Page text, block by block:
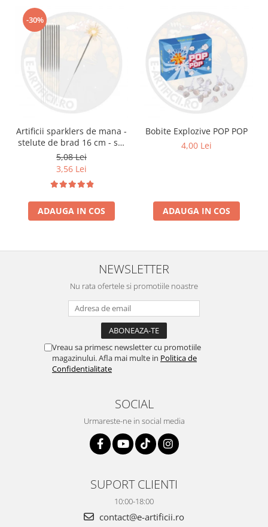
-30%
Artificii sparklers de mana -
stelute de brad 16 cm - set
10 buc
5,08 Lei
3,56 Lei
ADAUGA IN COS
Bobite Explozive POP POP
4,00 Lei
ADAUGA IN COS
NEWSLETTER
Nu rata ofertele si promotiile noastre
Vreau sa primesc newsletter cu promotiile
magazinului. Afla mai multe in Politica de
Confidentialitate
SOCIAL
Urmareste-ne in social media
SUPORT CLIENTI
10:00-18:00
contact@e-artificii.ro